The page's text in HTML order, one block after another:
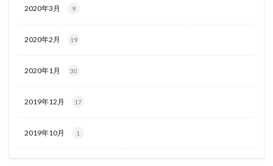
2020年3月 9
2020年2月 19
2020年1月 30
2019年12月 17
2019年10月 1